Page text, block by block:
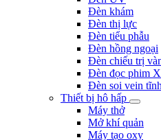
Đèn khám
Đèn thị lực
Đèn tiểu phẫu
Đèn hồng ngoại
Đèn chiếu trị
Đèn đọc phim
Đèn soi vein
Thiết bị hô hấp
Máy thở
Mở khí quản
Máy tạo oxy